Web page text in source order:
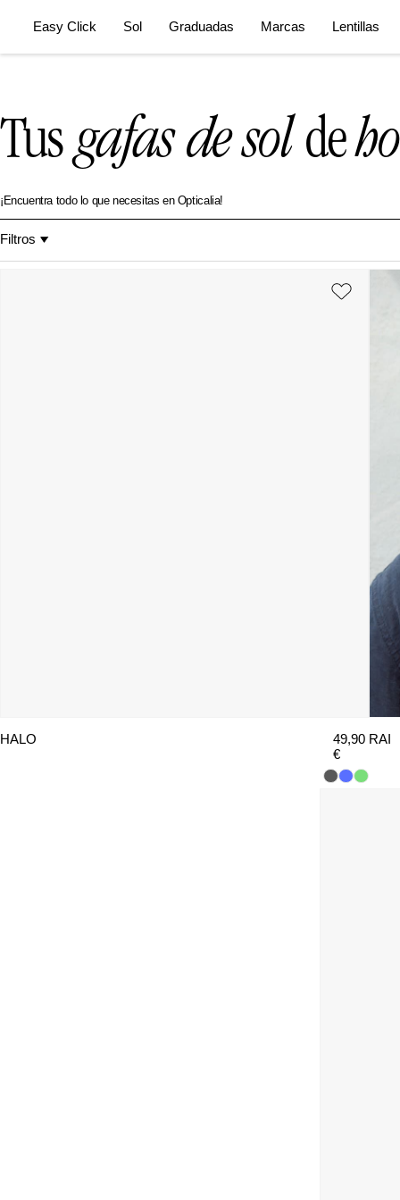
Easy Click Sol Graduadas Marcas Lentillas
Tusgafas de sol de
¡Encuentra todo lo que necesitas en Opticalia!
Filtros
HALO
49,90
€
RAI